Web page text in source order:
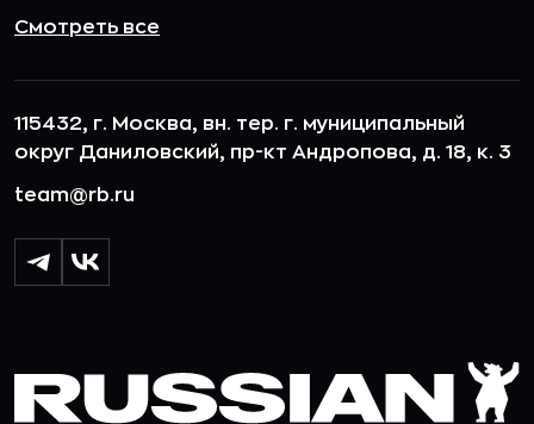
Смотреть все
115432, г. Москва, вн. тер. г. муниципальный
округ Даниловский, пр-кт Андропова, д. 18, к. 3
team@rb.ru